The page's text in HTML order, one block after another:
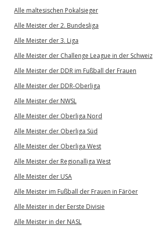
Alle maltesischen Pokalsieger
Alle Meister der 2. Bundesliga
Alle Meister der 3. Liga
Alle Meister der Challenge League in der Schweiz
Alle Meister der DDR im Fußball der Frauen
Alle Meister der DDR-Oberliga
Alle Meister der NWSL
Alle Meister der Oberliga Nord
Alle Meister der Oberliga Süd
Alle Meister der Oberliga West
Alle Meister der Regionalliga West
Alle Meister der USA
Alle Meister im Fußball der Frauen in Färöer
Alle Meister in der Eerste Divisie
Alle Meister in der NASL